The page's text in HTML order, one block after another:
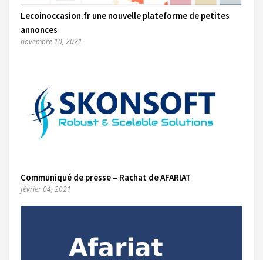
Lecoinoccasion.fr une nouvelle plateforme de petites
annonces
novembre 10, 2021
Communiqué de presse – Rachat de AFARIAT
février 04, 2021